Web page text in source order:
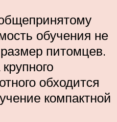
обучения не
питомцев.
обходится
компактной